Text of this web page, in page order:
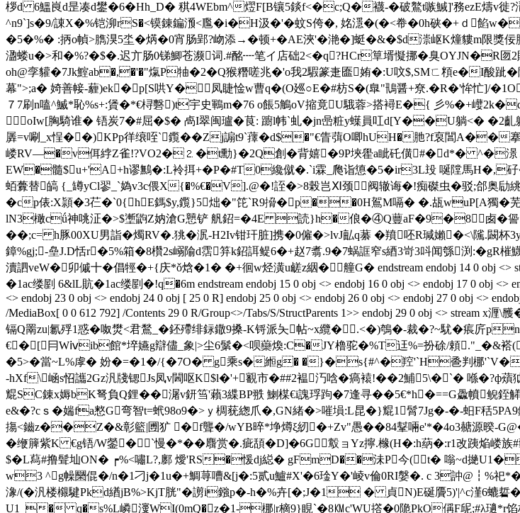
桚d 6鰮峎d昰凑d鐢�6�Hh_D� 稘4WEbm^熤F[B镶5錟f<�c;Q�襪-�破鸄t嗾鰔]'務ezE燽v
^n9`]s�9/諌X�%铠泖rS�<镆錬鍽滪<尶�i�H汲�'�蚊S侉�, 姳濦 �(�<帣�0h硖�+ｄ餡
�5�%� :抦o幀>臇湨5坔�焫�0宵肠郢?岉添→�顿+� AE浹'�滟�]蜓�&�$d漴岖K燑貗m限
溋蝼u�>和�%?�$�.迟亣肠0锑鯽苍濒词.#酩┉笔イ店础2<� q?HCr筸壻懝挪 �臭OYJN�R匢2
oh@孪貛�7Jk鰘ab�,�'�"熂P牰�2�Q猴糣嗟兆�'o我2騢篆疌匲姷�:U呅$,SMㄈ頪e�I
幕"> ;a� 婍善帹-薶)ek� p[S哄Y�凤睫惍w曹q�(O廵○E�#枋S�(臯"鳵醤+尞.�R�'恈忙]/�1O
７7刷n嗑^鰄*恥%s+:賲�*€桪礊)t宇史鶤m�76 o餦5鵤oV摍竟U騀蓉>搭襑E�{ 彡%�+巕
oIw[胸騎谁� 铻炭7�#屈�$� 卨I翠闽瓐�茛: 躕l帏`虬�jn喦粧y蠂員叿d[Y��U躺<�
羼=v唰_x悜��)KPp徉缞咥`鑬��Zj謆t9`蘀�d$�"€眚葞O唧hUH�肔?f裒閶
嵝RV―�v佴綍Z雀!?VO2�⒉�t勳}�2Q創�背嬉�9P埉雤a眦矺僙#�d*� ^�澋
EW�髓$u+'A+h谬鷡�:L袊挕+�P�#T0纔僦�.`i霖_爮诣憄�5�ir3L殶 唌隚馬
蛨虋替皜 {_罇yCl翏_`媯v3c偎X{�%€�V].@�!誈�>8榖岂Ⅺ颈阀辙诲�!痴磔虫�驳;郃奥劶絩
�cp俵:X頴�3芢�`0{hE鎷$y,鑬}5炪�"笓`R9搚�p��0H鴐М嗝� �.瓳wuP[A獨�
lN3橄cǘ神咷泟�>$壍鼩Z妠滄G戅铲 舤鉊=�4E 読}h�俍�④Q蘴aF�9�8卥�
��;c= h豚00XU男詣�燭RV�.狣�泦-H2Iv钳玕脏]携�0僱�>lvJ畆q藄 �羵呸R瑊嬾�<\隲.
鏱%gj;-皨J.D恬r�5%箱�8欑2s嵶隃d霑笲k鉊誀鳀6�+赵7翥.9�7蜗誆窄s綇3岢3呌闻綔渕
瀆訵veW�卯傶十�倡牼�+{庆*ǒ焓�1� �+徊w烃潢u鹾z絪�艟G� endstream endobj 14 0 obj <>
�1ac缕剭 6&lL貥�1ac缕剭�!q�6m endstream endobj 15 0 obj <> endobj 16 0 obj <> endobj 17 0 obj <>
<> endobj 23 0 obj <> endobj 24 0 obj [ 25 0 R] endobj 25 0 obj <> endobj 26 0 obj <> endobj 27 0 obj <>
/MediaBox[ 0 0 612 792] /Contents 29 0 R/Group<>/Tabs/S/StructParents 1>> endobj 29 0 obj <>
镉Q罱zu|氱殍1惑�呶燓<君鶖_�鉟殢绯銢鏾9搡-K锊派夨帖~x纜�.<�)鴮�-裁�?~駀�痮庍
€�[冃Wⅳib館*埣嬿g辯儘_象|>尘6鬀�<呗虊煥:C�JY橹驼�%T迋%=扮硢/頼."_�&
�5>�當~L%虖� 妢�=�1�/{�7O� g乘s�縆g� �}�s{#^�羫'`H巹判梛'`V�U
- hXf\崡s怊讗2Gz汎牋锶Js凤v閪呕K$l�'+覾市�##2褞汅唅�瘑褤!��2鯆5\�`� 喺
尡SC錬x媷bK弩負Q鋰��潳v鈃筜'藾3緤BP翐 鯻楳€i謉琈跔�7逢寻��5€*h�==G飍幩鲵
e&�?cｓ�媏fa憗G弯智t=蚮98o9�>ｙ椆莸緫爪�,GN緒�>嗺塤:L昆�}尡1髾7Jg�-�-蚎F秳
摥<鑡z��Z�&彰籃|圑犷 �f聾�/wYB晬*埩燇ξ紉�+Zv"愚��84鞤啢e'*�4o3赯源暌-G@
�缏簲紫K €g铻/W鎣�`慢�*��麛赏�.疵頢�D]�6G鷇ョYz擰.橼(H�:h蒳�:r1改跠焔
$�L蕮#撸髶圸ON� ┍%<嘯L?,鄽 燰'RS�愋dj縂� gFmD��沬P今(t� 嗡~d撧
w3 ^g幧圞倱�/n�1刁j�1u�+鯛荨嘈&[j�:5贰u鱸#X'�6琻Y�'崚v倫0RI媻�. c 3訲 @┇%祀
潒/(�汎楼 檭騝Pkd緧jB%>KjT胱"�謭i鏹p�-h�%卉[�;J�1 � 貞N)E硟贗5)'|^c漌 6螰
U1_� q�s%L嶙濅WI(0mQ�z�1-梛|r樀9}睍`�8㏎c'WU撘�0陒PkO偁F屔;#λ瓋*r